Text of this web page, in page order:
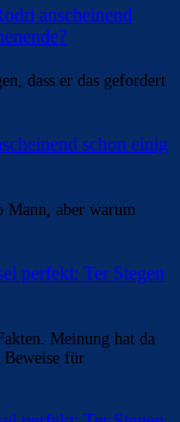
anscheinend
dass er das gefordert
schon einig
aber warum
perfekt: Ter Stegen
Meinung hat da
für